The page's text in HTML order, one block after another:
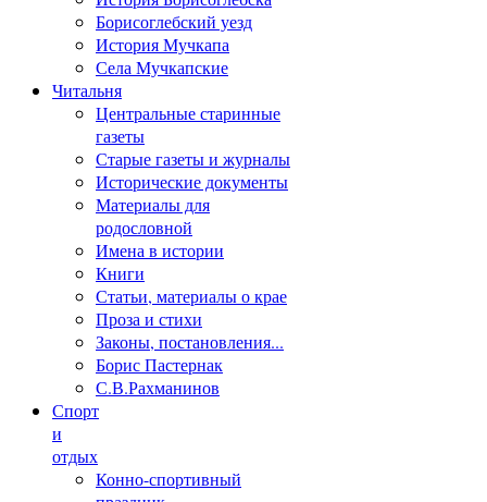
Борисоглебский уезд
История Мучкапа
Села Мучкапские
Читальня
Центральные старинные
газеты
Старые газеты и журналы
Исторические документы
Материалы для
родословной
Имена в истории
Книги
Статьи, материалы о крае
Проза и стихи
Законы, постановления...
Борис Пастернак
С.В.Рахманинов
Спорт
и
отдых
Конно-спортивный